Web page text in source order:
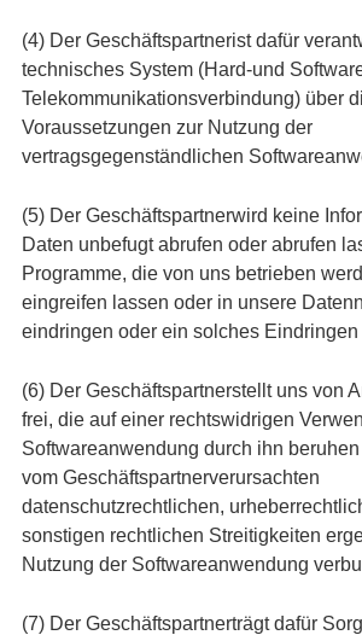
(4) Der Geschäftspartnerist dafür
technisches System (Hard-und
Telekommunikationsverbindung) über
Voraussetzungen zur Nutzung der
vertragsgegenständlichen
(5) Der Geschäftspartnerwird keine
Daten unbefugt abrufen oder abrufen
Programme, die von uns betrieben
eingreifen lassen oder in unsere
eindringen oder ein solches Eindringen
(6) Der Geschäftspartnerstellt uns von
frei, die auf einer rechtswidrigen
Softwareanwendung durch ihn
vom Geschäftspartnerverursachten
datenschutzrechtlichen,
sonstigen rechtlichen Streitigkeiten
Nutzung der Softwareanwendung
(7) Der Geschäftspartnerträgt dafür